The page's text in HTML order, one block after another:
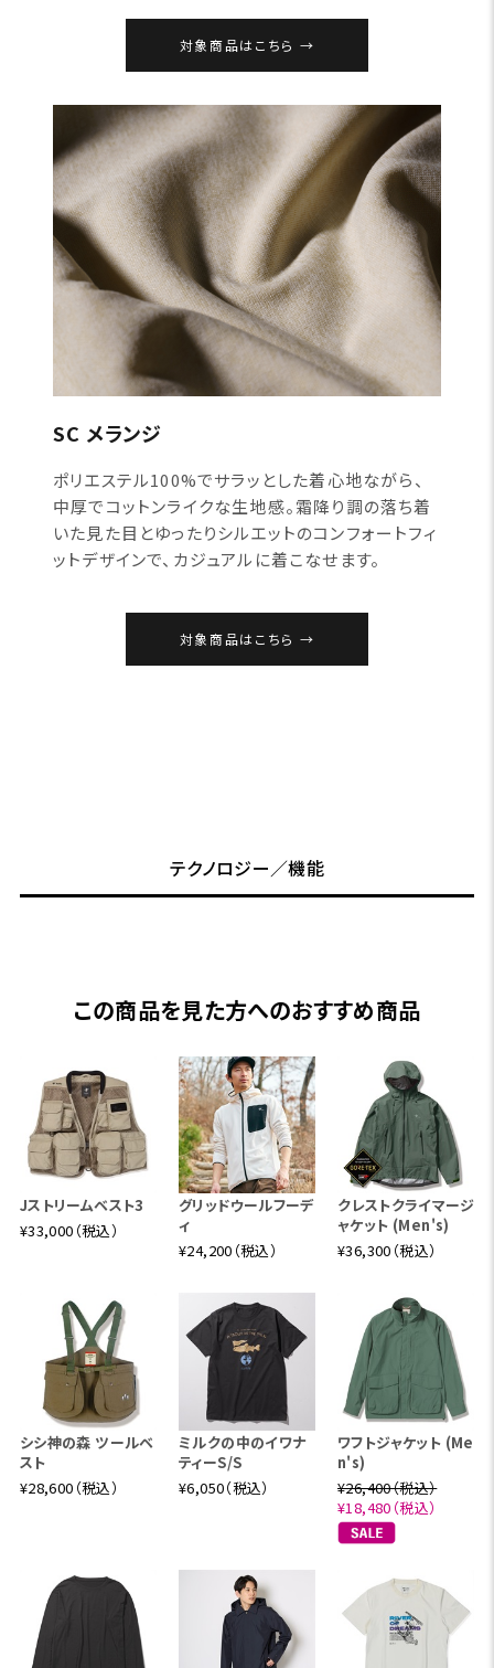
対象商品はこちら
SC メランジ
ポリエステル100%でサラッとした着心地ながら、
中厚でコットンライクな生地感。霜降り調の落ち着
いた見た目とゆったりシルエットのコンフォートフィ
ットデザインで、カジュアルに着こなせます。
対象商品はこちら
テクノロジー／機能
この商品を見た方へのおすすめ商品
Jストリームベスト3
¥33,000（税込）
グリッドウールフーデ
ィ
¥24,200（税込）
クレストクライマージ
ャケット (Men's)
¥36,300（税込）
シシ神の森 ツールベ
スト
¥28,600（税込）
ミルクの中のイワナ
ティーS/S
¥6,050（税込）
ワフトジャケット (Me
n's)
¥26,400（税込）
¥18,480（税込）